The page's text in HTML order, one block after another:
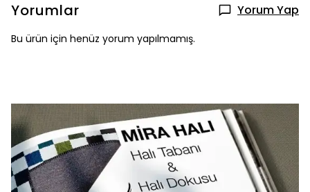
Yorumlar Yorum Yap
Bu ürün için henüz yorum yapılmamış.